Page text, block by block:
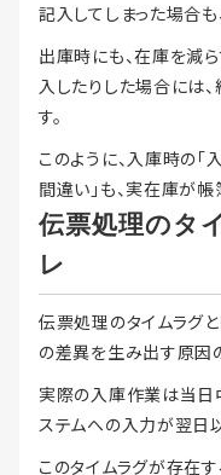
記入してしまった場合も
出庫時にも、在庫を減
入したりした場合には
す。
このように、入庫時の「
間違い」も、実在庫が
伝票処理のタ
レ
伝票処理のタイムラグ
の差異を生み出す原因
実際の入庫作業は当日
ステムへの入力が翌日
このタイムラグが存在